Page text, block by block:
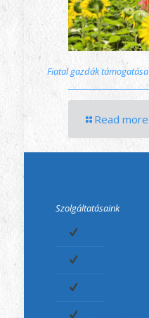
Fiatal gazdák támogatása
Read more
Szolgáltatásaink